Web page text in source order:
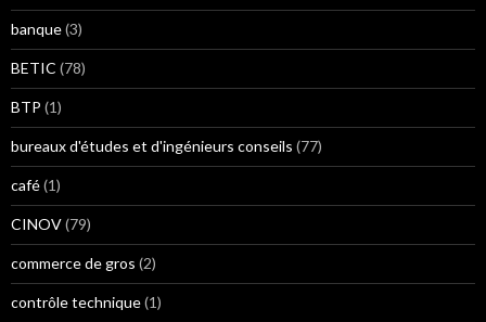
banque(3)
BETIC (78)
BTP (1)
bureaux d'études et d'ingénieurs conseils (77)
café(1)
CINOV(79)
commerce de gros (2)
contrôle technique(1)